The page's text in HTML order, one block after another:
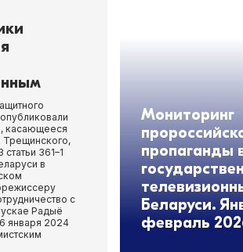
касающееся
361–1
в
с
Радыё
января 2024
Мониторинг
пропаганды
Беларуси.
февраль